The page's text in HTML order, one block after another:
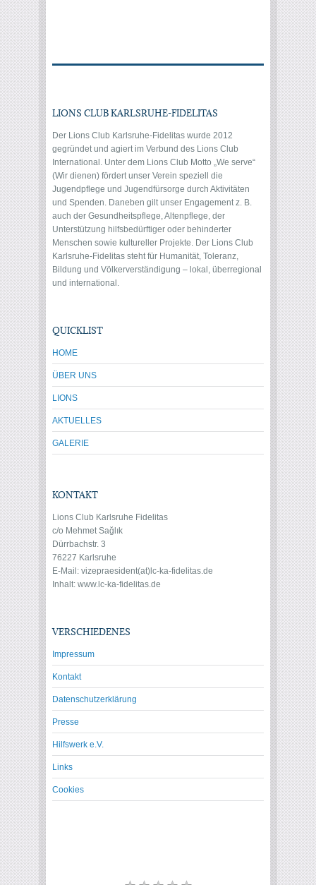
LIONS CLUB KARLSRUHE-FIDELITAS
Der Lions Club Karlsruhe-Fidelitas wurde 2012
gegründet und agiert im Verbund des Lions Club
International. Unter dem Lions Club Motto „We serve“
(Wir dienen) fördert unser Verein speziell die
Jugendpflege und Jugendfürsorge durch Aktivitäten
und Spenden. Daneben gilt unser Engagement z. B.
auch der Gesundheitspflege, Altenpflege, der
Unterstützung hilfsbedürftiger oder behinderter
Menschen sowie kultureller Projekte. Der Lions Club
Karlsruhe-Fidelitas steht für Humanität, Toleranz,
Bildung und Völkerverständigung – lokal, überregional
und international.
QUICKLIST
HOME
ÜBER UNS
LIONS
AKTUELLES
GALERIE
KONTAKT
Lions Club Karlsruhe Fidelitas
c/o Mehmet Sağlık
Dürrbachstr. 3
76227 Karlsruhe
E-Mail: vizepraesident(at)lc-ka-fidelitas.de
Inhalt: www.lc-ka-fidelitas.de
VERSCHIEDENES
Impressum
Kontakt
Datenschutzerklärung
Presse
Hilfswerk e.V.
Links
Cookies